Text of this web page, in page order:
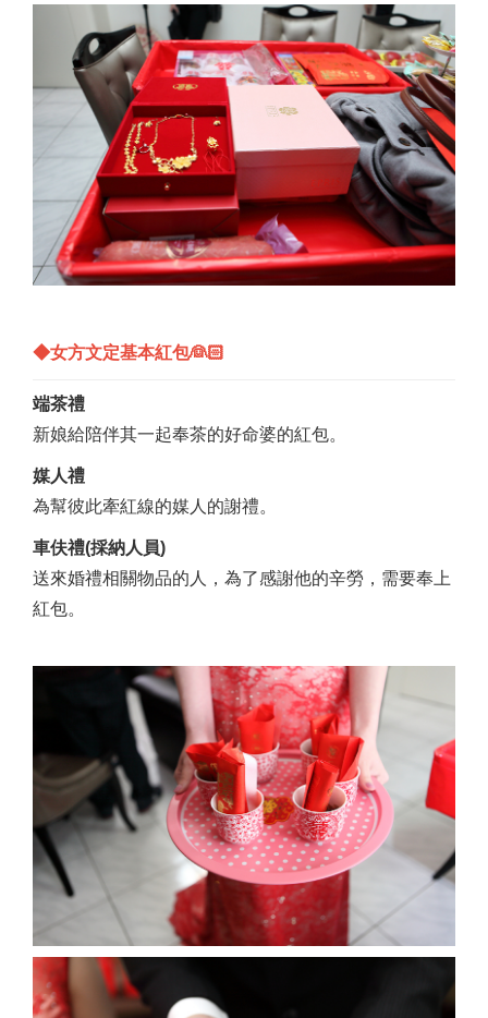
◆女方文定基本紅包👰🏻
端茶禮
新娘給陪伴其一起奉茶的好命婆的紅包。
媒人禮
為幫彼此牽紅線的媒人的謝禮。
車伕禮(採納人員)
送來婚禮相關物品的人，為了感謝他的辛勞，需要奉上
紅包。